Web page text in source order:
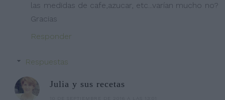
las medidas de cafe,azucar, etc...varían mucho no?
Gracias
Responder
Respuestas
Julia y sus recetas